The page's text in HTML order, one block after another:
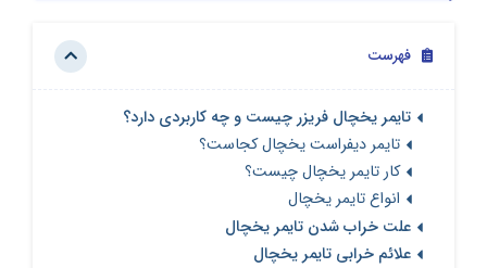
فهرست
تایمر یخچال فریزر چیست و چه کاربردی دارد؟
تایمر دیفراست یخچال کجاست؟
کار تایمر یخچال چیست؟
انواع تایمر یخچال
علت خراب شدن تایمر یخچال
علائم خرابی تایمر یخچال